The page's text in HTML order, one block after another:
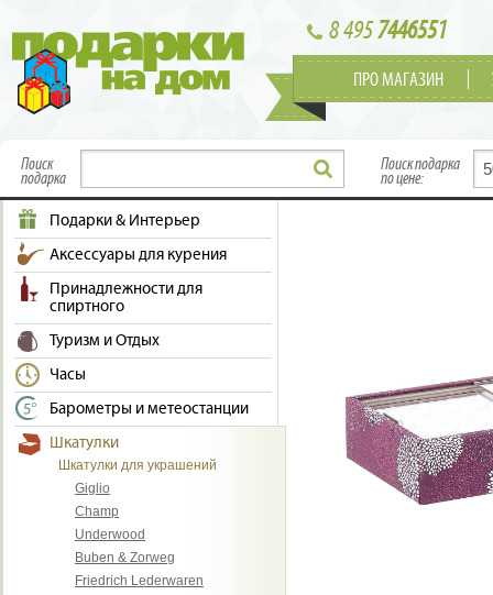
8 4957446551
ПРО МАГАЗИН
Поиск
подарка
Поиск подарка
по цене:
Подарки & Интерьер
Аксессуары для курения
Принадлежности для
спиртного
Туризм и Отдых
Часы
Барометры и метеостанции
Шкатулки
Шкатулки для украшений
Giglio
Champ
Underwood
Buben & Zorweg
Friedrich Lederwaren